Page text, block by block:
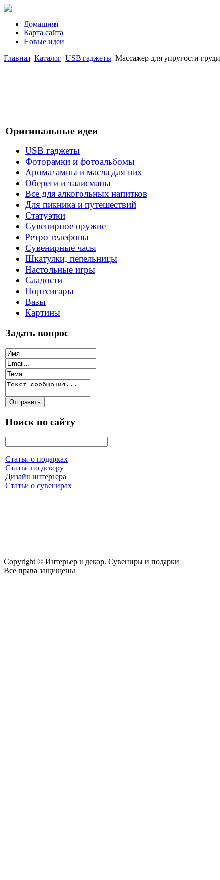
Домашняя
Карта сайта
Новые идеи
Главная Каталог USB гаджеты Массажер для упругости
Оригинальные идеи
USB гаджеты
Фоторамки и фотоальбомы
Аромалампы и масла для них
Обереги и талисманы
Все для алкогольных напитков
Для пикника и путешествий
Статуэтки
Сувенирное оружие
Ретро телефоны
Сувенирные часы
Шкатулки, пепельницы
Настольные игры
Сладости
Портсигары
Вазы
Картины
Задать вопрос
Поиск по сайту
Статьи о подарках
Статьи по декору
Дизайн интерьера
Статьи о сувенирах
Copyright © Интерьер и декор. Сувениры и подарки
Все права защищены